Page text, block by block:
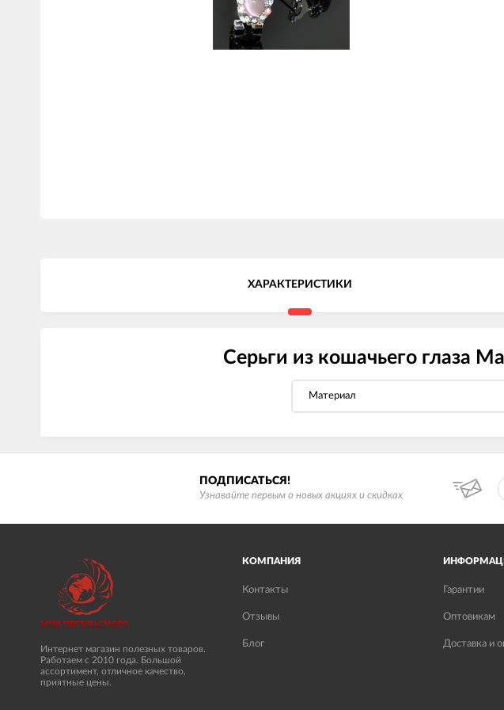
ХАРАКТЕРИСТИКИ
Серьги из кошачьего глаза
Материал
ПОДПИСАТЬСЯ!
Узнавайте первым о новых акциях и скидках
Интернет магазин полезных товаров.
Работаем с 2010 года. Большой
ассортимент, отличное качество,
приятные цены.
КОМПАНИЯ
Контакты
Отзывы
Блог
Гарантии
Оптовикам
Доставка и